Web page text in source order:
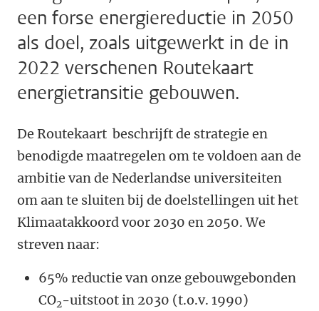
een forse energiereductie in 2050
als doel, zoals uitgewerkt in de in
2022 verschenen Routekaart
energietransitie gebouwen.
De Routekaart beschrijft de strategie en
benodigde maatregelen om te voldoen aan de
ambitie van de Nederlandse universiteiten
om aan te sluiten bij de doelstellingen uit het
Klimaatakkoord voor 2030 en 2050. We
streven naar:
65% reductie van onze gebouwgebonden
CO2-uitstoot in 2030 (t.o.v. 1990)